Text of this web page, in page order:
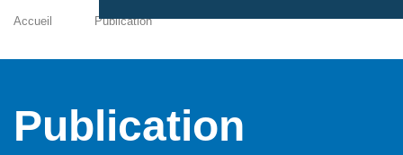
Accueil Publication
Publication